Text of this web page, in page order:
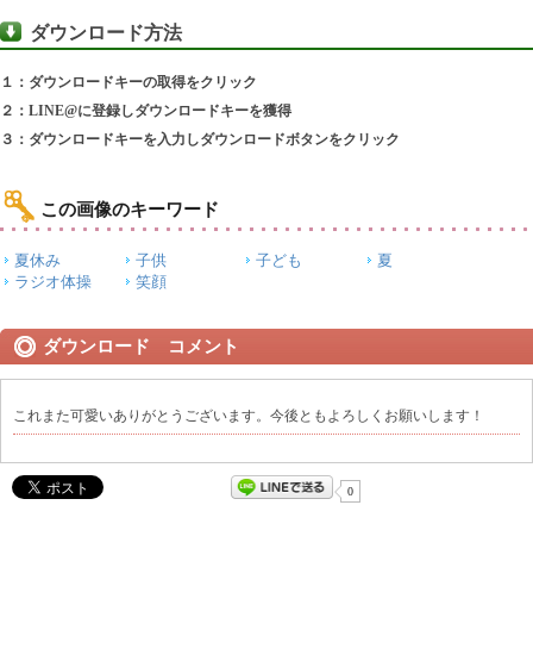
ダウンロード方法
１：ダウンロードキーの取得をクリック
２：LINE@に登録しダウンロードキーを獲得
３：ダウンロードキーを入力しダウンロードボタンをクリック
この画像のキーワード
夏休み 子供 子ども
夏
ラジオ体操
笑顔
ダウンロード コメント
これまた可愛いありがとうございます。今後ともよろしくお願いします！
0